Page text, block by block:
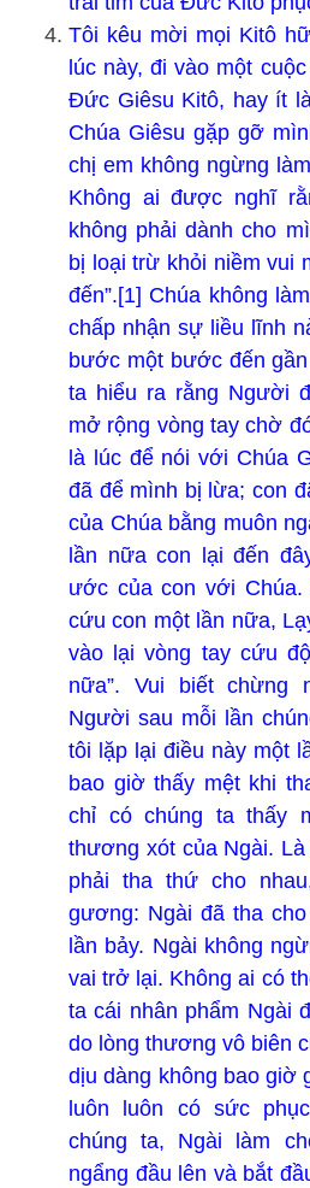
Tôi kêu mời mọi Kitô
lúc này, đi vào một
Đức Giêsu Kitô, hay ít
Chúa Giêsu gặp gỡ
chị em không ngừng
Không ai được nghĩ
không phải dành cho
bị loại trừ khỏi niềm vui
đến”.[1] Chúa không
chấp nhận sự liều lĩnh
bước một bước đến
ta hiểu ra rằng Người
mở rộng vòng tay chờ
là lúc để nói với Chúa
đã để mình bị lừa; con
của Chúa bằng muôn
lần nữa con lại đến
ước của con với Chúa.
cứu con một lần nữa,
vào lại vòng tay cứu
nữa”. Vui biết
Người sau mỗi lần
tôi lặp lại điều này một
bao giờ thấy mệt khi
chỉ có chúng ta thấy
thương xót của Ngài.
phải tha thứ cho
gương: Ngài đã tha
lần bảy. Ngài không
vai trở lại. Không ai có
ta cái nhân phẩm Ngài
do lòng thương vô biên
dịu dàng không bao giờ
luôn luôn có sức
chúng ta, Ngài làm
ngẩng đầu lên và bắt